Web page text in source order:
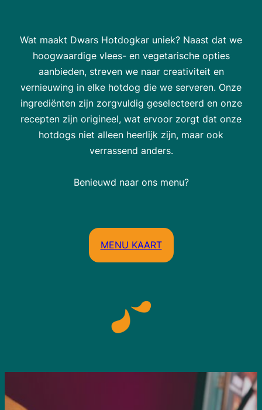
Wat maakt Dwars Hotdogkar uniek? Naast dat we
hoogwaardige vlees- en vegetarische opties
aanbieden, streven we naar creativiteit en
vernieuwing in elke hotdog die we serveren. Onze
ingrediënten zijn zorgvuldig geselecteerd en onze
recepten zijn origineel, wat ervoor zorgt dat onze
hotdogs niet alleen heerlijk zijn, maar ook
verrassend anders.
Benieuwd naar ons menu?
MENU KAART